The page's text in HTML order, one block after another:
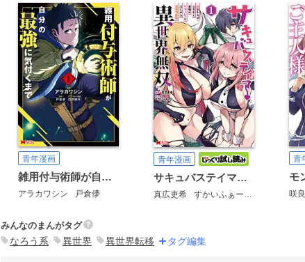
青年漫画
雑用付与術師が自分の最強に気付くまで(コミック)
アラカワシン 戸倉儚
青年漫画
サキュバステイマーの異世界無双 幻獣たちの血を引く最強のサキュバスとはじめる魔族領開拓(コミック)
真広吏希 すかいふぁーむ
青
咲
みんなのまんがタグ
なろう系 異世界 異世界転移 タグ編集